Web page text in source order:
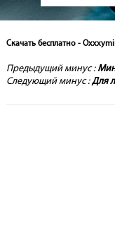
Скачать бесплатно -
Предыдущий минус :
Следующий минус :Для